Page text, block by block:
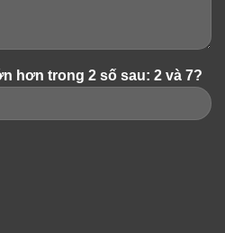
nhấc để nhấc đồ hâm ra
hơn:
hơn trong 2 số sau: 2 và 7?